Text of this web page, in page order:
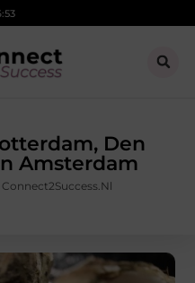
Den
Amsterdam